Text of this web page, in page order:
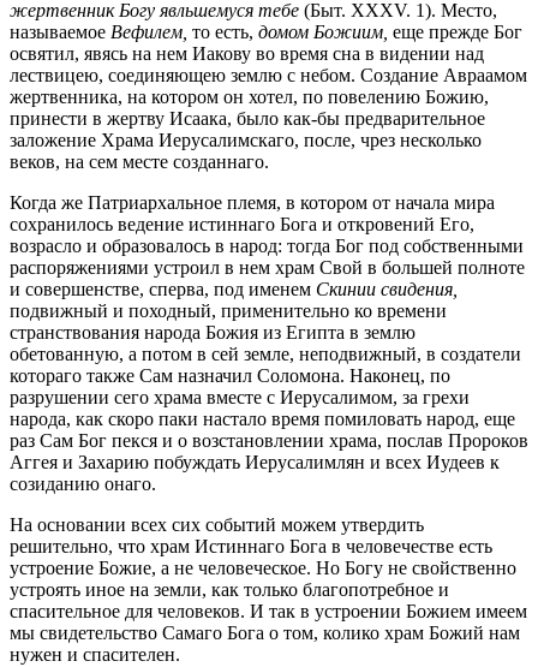
жертвенник Богу явльшемуся тебе (Быт. XXXV. 1). Место,
называемое Вефилем, то есть, домом Божиим, еще прежде Бог
освятил, явясь на нем Иакову во время сна в видении над
лествицею, соединяющею землю с небом. Создание Авраамом
жертвенника, на котором он хотел, по повелению Божию,
принести в жертву Исаака, было как-бы предварительное
заложение Храма Иерусалимскаго, после, чрез несколько
веков, на сем месте созданнаго.
Когда же Патриархальное племя, в котором от начала мира
сохранилось ведение истиннаго Бога и откровений Его,
возрасло и образовалось в народ: тогда Бог под собственными
распоряжениями устроил в нем храм Свой в большей полноте
и совершенстве, сперва, под именем Скинии свидения,
подвижный и походный, применительно ко времени
странствования народа Божия из Египта в землю
обетованную, а потом в сей земле, неподвижный, в создатели
котораго также Сам назначил Соломона. Наконец, по
разрушении сего храма вместе с Иерусалимом, за грехи
народа, как скоро паки настало время помиловать народ, еще
раз Сам Бог пекся и о возстановлении храма, послав Пророков
Аггея и Захарию побуждать Иерусалимлян и всех Иудеев к
созиданию онаго.
На основании всех сих событий можем утвердить
решительно, что храм Истиннаго Бога в человечестве есть
устроение Божие, а не человеческое. Но Богу не свойственно
устроять иное на земли, как только благопотребное и
спасительное для человеков. И так в устроении Божием имеем
мы свидетельство Самаго Бога о том, колико храм Божий нам
нужен и спасителен.